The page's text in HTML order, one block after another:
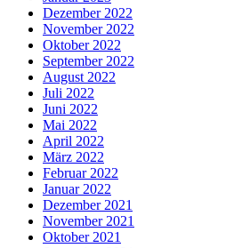
Dezember 2022
November 2022
Oktober 2022
September 2022
August 2022
Juli 2022
Juni 2022
Mai 2022
April 2022
März 2022
Februar 2022
Januar 2022
Dezember 2021
November 2021
Oktober 2021